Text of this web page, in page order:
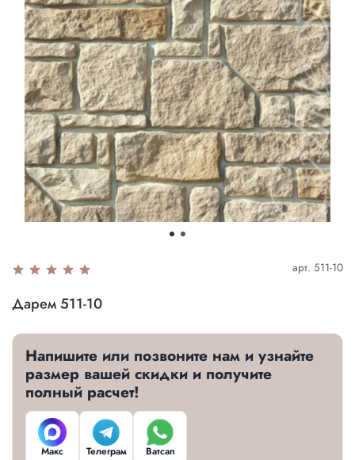
арт. 511-10
Дарем 511-10
Напишите или позвоните нам и узнайте
размер вашей скидки и получите
полный расчет!
Макс Телеграм Ватсап